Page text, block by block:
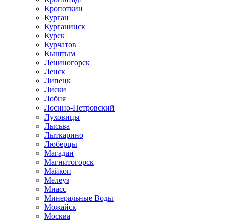
Кропоткин
Курган
Курганинск
Курск
Курчатов
Кыштым
Лениногорск
Ленск
Липецк
Лиски
Лобня
Лосино-Петровский
Луховицы
Лысьва
Лыткарино
Люберцы
Магадан
Магнитогорск
Майкоп
Мелеуз
Миасс
Минеральные Воды
Можайск
Москва